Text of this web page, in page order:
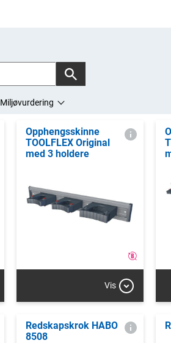
Miljøvurdering
Opphengsskinne
TOOLFLEX Original
med 3 holdere
Vis
Redskapskrok HABO
8508